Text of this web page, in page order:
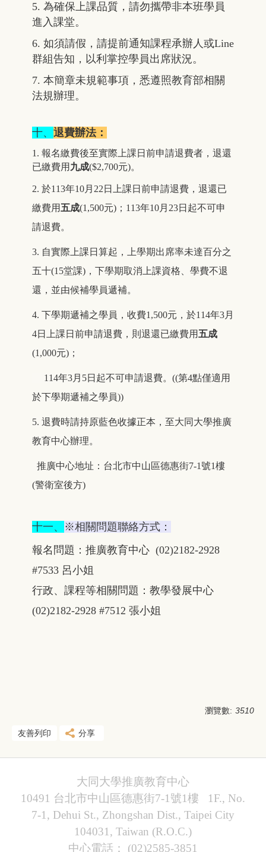
5. 為確保上課品質，請勿攜帶非本班學員
進入課堂。
6. 如須請假，請提前通知課程承辦人或Line
群組告知，以利掌控學員出席狀況。
7. 本簡章未規範事項，悉遵照教育部相關
法規辦理。
十、 退費辦法：
1. 報名繳費後至實際上課日前申請退費者，退還
已繳費用 九成($2,700元)。
2. 於113年10月22日上課日前申請退費，退還已
繳費用 五成(1,500元)；113年10月23日起不可申
請退費。
3. 自實際上課日算起，上學期出席率未達百分之
五十(15堂課)，下學期取消上課資格、學費不退
還，並由候補學員遞補。
4. 下學期遞補之學員，收費1,500元，於114年3月
4日上課日前申請退費，則退還已繳費用 五成
(1,000元)；
114年3月5日起不可申請退費。 ((第4點僅適用
於下學期遞補之學員))
5. 退費時請持原藍色收據正本，至大同大學推廣
教育中心辦理。
推廣中心地址：台北市中山區德惠街7-1號1樓
(警衛室後方)
十一、 ※相關問題聯絡方式：
報名問題：推廣教育中心 (02)2182-2928
#7533 呂小姐
行政、課程等相關問題：教學發展中心
(02)2182-2928 #7512 張小姐
瀏覽數: 3510
友善列印 分享
大同大學推廣教育中心
10491 台北市中山區德惠街7-1號1樓 1F., No.
7-1, Dehui St., Zhongshan Dist., Taipei City
104031, Taiwan (R.O.C.)
中心電話： (02)2585-3851